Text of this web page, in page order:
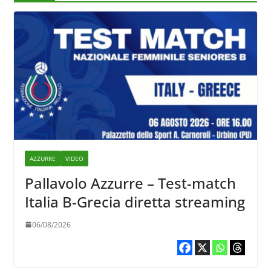
AZZURRE VIDEO
Pallavolo Azzurre – Test-match
Italia B-Grecia diretta streaming
06/08/2026